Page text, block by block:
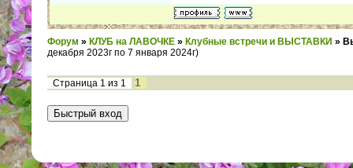
Форум » КЛУБ на ЛАВОЧКЕ » Клубные встречи и ВЫСТАВКИ »
декабря 2023г по 7 января 2024г)
Страница 1 из 1 1